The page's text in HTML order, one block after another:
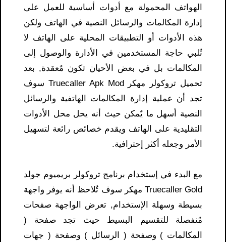
الهواتف المحمولة مع أدوات أساسية للعمل على
إدارة المكالمات والرسائل النصية في الهاتف ولكن
هذه الأدوات أو التطبيقات المحلية على الهاتف لا
تٌلبي حاجة المستخدمين في الأدارة والوصول إلى
المكالمات بل في بعض الأحيان تكون مٌعقدة, بعد
تحميل تروكولر مهكر Truecaller Apk Mod سوف
تجد أن عملية إدارة المكالمات الهاتفية والرسائل
النصية أسهل ما يٌمكن حيث أنه يحل محل الأدوات
التقليدية على الهاتف ويقدم خصائص رائعة لتسهيل
الأمر وجعله أكثر إحترافية.
مع البدء في إستخدام برنامج تروكولر بريميوم جولد
Truecaller Gold مهكر سوف تٌلاحظ أنه يوفر واجهة
بسيطة وسهلة الإستخدام, تعرض الواجهة صفحات
مٌنفصلة للتقسيم البسيط حيث تجد صفحة (
المكالمات ) وصفحة ( الرسائل ) وصفحة ( جهات